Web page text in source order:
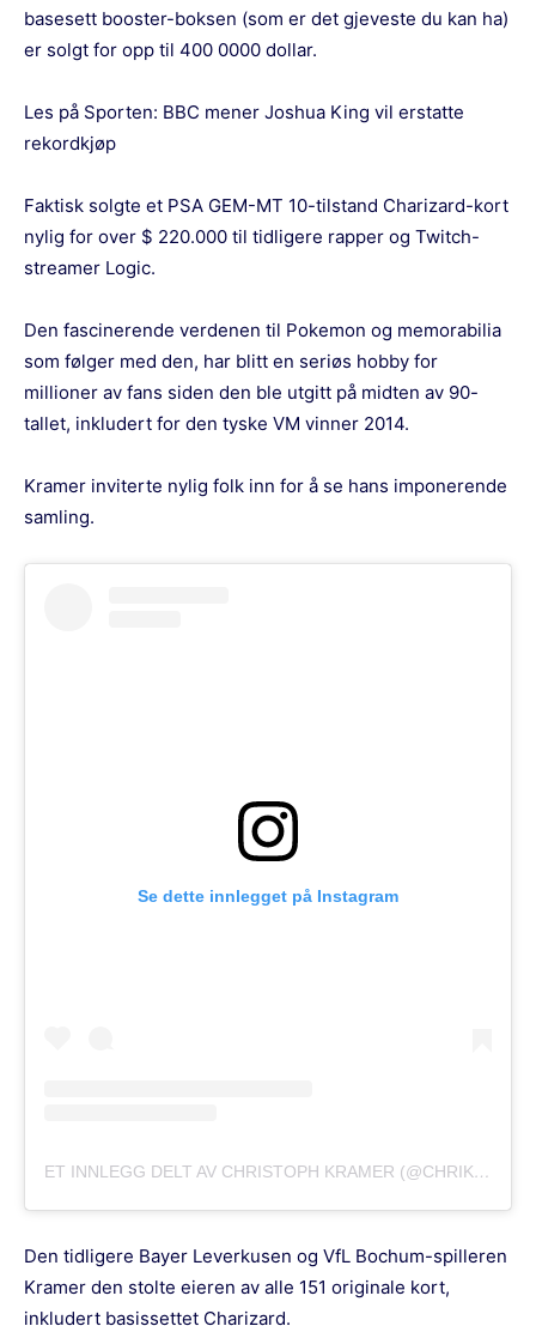
basesett booster-boksen (som er det gjeveste du kan ha)
er solgt for opp til 400 0000 dollar.
Les på Sporten: BBC mener Joshua King vil erstatte
rekordkjøp
Faktisk solgte et PSA GEM-MT 10-tilstand Charizard-kort
nylig for over $ 220.000 til tidligere rapper og Twitch-
streamer Logic.
Den fascinerende verdenen til Pokemon og memorabilia
som følger med den, har blitt en seriøs hobby for
millioner av fans siden den ble utgitt på midten av 90-
tallet, inkludert for den tyske VM vinner 2014.
Kramer inviterte nylig folk inn for å se hans imponerende
samling.
Se dette innlegget på Instagram
ET INNLEGG DELT AV CHRISTOPH KRAMER (@CHRIKRA23)
Den tidligere Bayer Leverkusen og VfL Bochum-spilleren
Kramer den stolte eieren av alle 151 originale kort,
inkludert basissettet Charizard.